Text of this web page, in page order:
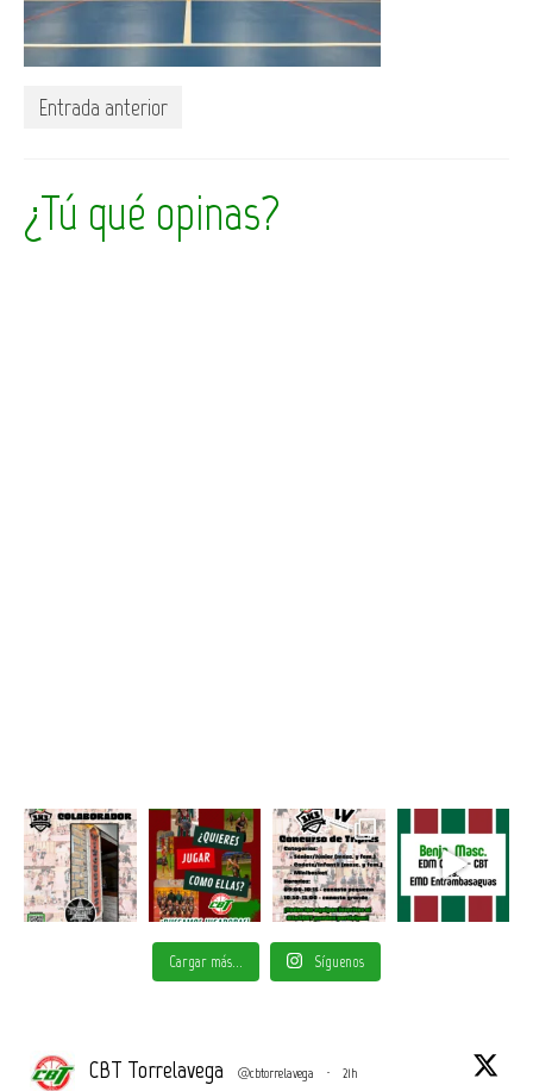
Entrada anterior
¿Tú qué opinas?
Cargar más... Síguenos
CBT Torrelavega @cbtorrelavega · 21h